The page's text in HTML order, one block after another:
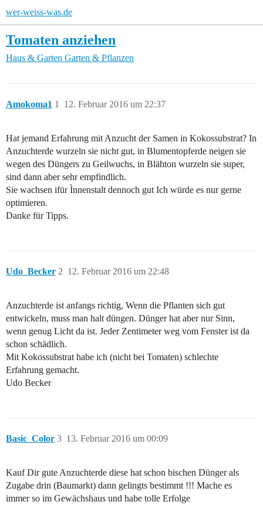
wer-weiss-was.de
Tomaten anziehen
Haus & Garten Garten & Pflanzen
Amokoma1 12. Februar 2016 um 22:37
1
Hat jemand Erfahrung mit Anzucht der Samen in Kokossubstrat? In
Anzuchterde wurzeln sie nicht gut, in Blumentopferde neigen sie
wegen des Düngers zu Geilwuchs, in Blähton wurzeln sie super,
sind dann aber sehr empfindlich.
Sie wachsen ifür Ìnnenstalt dennoch gut Ich würde es nur gerne
optimieren.
Danke für Tipps.
Udo_Becker 12. Februar 2016 um 22:48
2
Anzuchterde ist anfangs richtig, Wenn die Pflanten sich gut
entwickeln, muss man halt düngen. Dünger hat aber nur Sinn,
wenn genug Licht da ist. Jeder Zentimeter weg vom Fenster ist da
schon schädlich.
Mit Kokossubstrat habe ich (nicht bei Tomaten) schlechte
Erfahrung gemacht.
Udo Becker
Basic_Color 13. Februar 2016 um 00:09
3
Kauf Dir gute Anzuchterde diese hat schon bischen Dünger als
Zugabe drin (Baumarkt) dann gelingts bestimmt !!! Mache es
immer so im Gewächshaus und habe tolle Erfolge